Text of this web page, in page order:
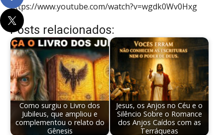
https://www.youtube.com/watch?v=wgdk0Wv0Hxg
Posts relacionados:
Como surgiu o Livro dos
Jubileus, que ampliou e
complementou o relato do
Gênesis
Jesus, os Anjos no Céu e o
Silêncio Sobre o Romance
dos Anjos Caídos com as
Terráqueas